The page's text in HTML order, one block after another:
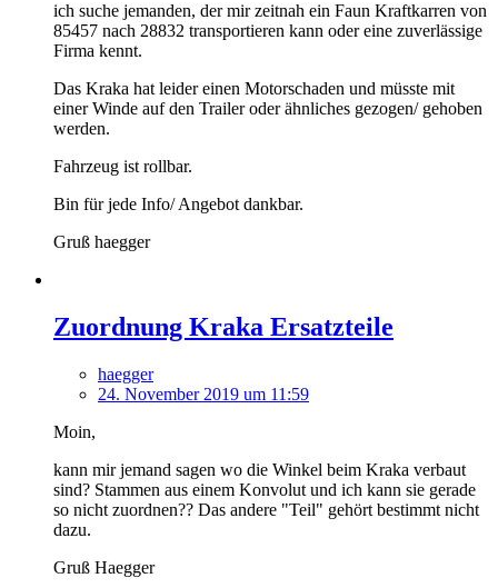
ich suche jemanden, der mir zeitnah ein Faun Kraftkarren von
85457 nach 28832 transportieren kann oder eine zuverlässige
Firma kennt.
Das Kraka hat leider einen Motorschaden und müsste mit
einer Winde auf den Trailer oder ähnliches gezogen/ gehoben
werden.
Fahrzeug ist rollbar.
Bin für jede Info/ Angebot dankbar.
Gruß haegger
Zuordnung Kraka Ersatzteile
haegger
24. November 2019 um 11:59
Moin,
kann mir jemand sagen wo die Winkel beim Kraka verbaut
sind? Stammen aus einem Konvolut und ich kann sie gerade
so nicht zuordnen?? Das andere "Teil" gehört bestimmt nicht
dazu.
Gruß Haegger